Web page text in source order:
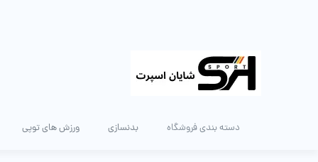
دسته بندی فروشگاه بدنسازی ورزش های توپی